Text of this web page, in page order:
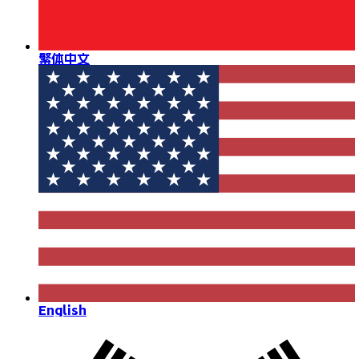
繁体中文
English